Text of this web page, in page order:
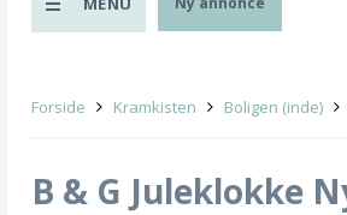
Forside Kramkisten Boligen (inde)
B & G Juleklokke